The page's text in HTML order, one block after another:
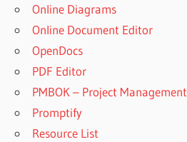
Online Diagrams
Online Document Editor
OpenDocs
PDF Editor
PMBOK – Project Management
Promptify
Resource List